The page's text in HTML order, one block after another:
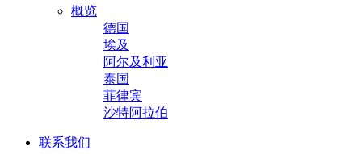
概览
德国
埃及
阿尔及利亚
泰国
菲律宾
沙特阿拉伯
联系我们